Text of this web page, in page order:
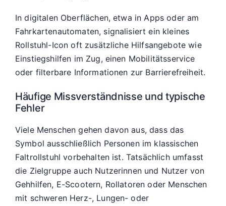
In digitalen Oberflächen, etwa in Apps oder am
Fahrkartenautomaten, signalisiert ein kleines
Rollstuhl-Icon oft zusätzliche Hilfsangebote wie
Einstiegshilfen im Zug, einen Mobilitätsservice
oder filterbare Informationen zur Barrierefreiheit.
Häufige Missverständnisse und typische
Fehler
Viele Menschen gehen davon aus, dass das
Symbol ausschließlich Personen im klassischen
Faltrollstuhl vorbehalten ist. Tatsächlich umfasst
die Zielgruppe auch Nutzerinnen und Nutzer von
Gehhilfen, E-Scootern, Rollatoren oder Menschen
mit schweren Herz-, Lungen- oder